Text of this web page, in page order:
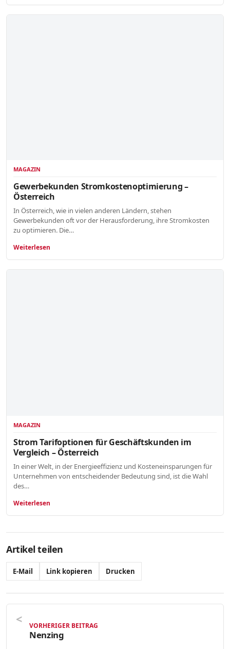
MAGAZIN
Gewerbekunden Stromkostenoptimierung –
Österreich
In Österreich, wie in vielen anderen Ländern, stehen
Gewerbekunden oft vor der Herausforderung, ihre Stromkosten
zu optimieren. Die…
Weiterlesen
MAGAZIN
Strom Tarifoptionen für Geschäftskunden im
Vergleich – Österreich
In einer Welt, in der Energieeffizienz und Kosteneinsparungen für
Unternehmen von entscheidender Bedeutung sind, ist die Wahl
des…
Weiterlesen
Artikel teilen
E-Mail Link kopieren Drucken
VORHERIGER BEITRAG
Nenzing